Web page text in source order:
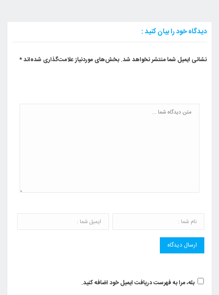
دیدگاه خود را بیان کنید :
نشانی ایمیل شما منتشر نخواهد شد. بخش‌های موردنیاز علامت‌گذاری شده‌اند*
بله، مرا به فهرست دریافت ایمیل خود اضافه کنید.